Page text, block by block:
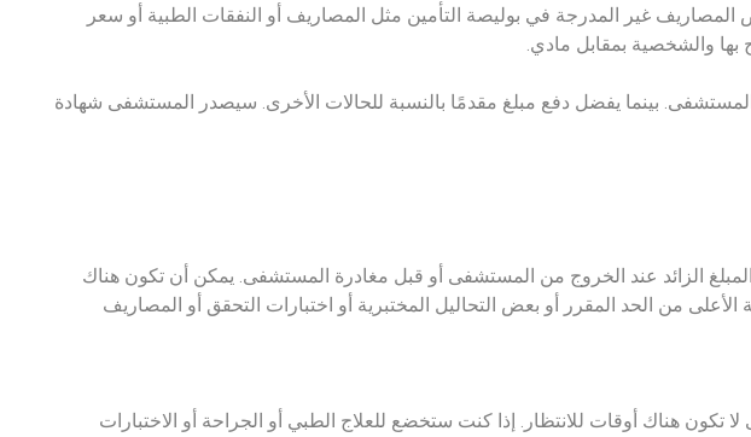
غير المدرجة في بوليصة التأمين مثل المصاريف أو النفقات الطبية أو سعر
بها والشخصية بمقابل مادي.
بينما يفضل دفع مبلغ مقدمًا بالنسبة للحالات الأخرى. سيصدر المستشفى شهادة
الزائد عند الخروج من المستشفى أو قبل مغادرة المستشفى. يمكن أن تكون هناك
من الحد المقرر أو بعض التحاليل المختبرية أو اختبارات التحقق أو المصاريف
هناك أوقات للانتظار. إذا كنت ستخضع للعلاج الطبي أو الجراحة أو الاختبارات